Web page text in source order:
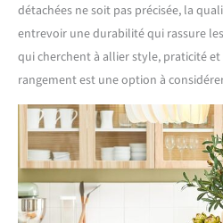
détachées ne soit pas précisée, la
entrevoir une durabilité qui rassure
qui cherchent à allier style, praticité
rangement est une option à